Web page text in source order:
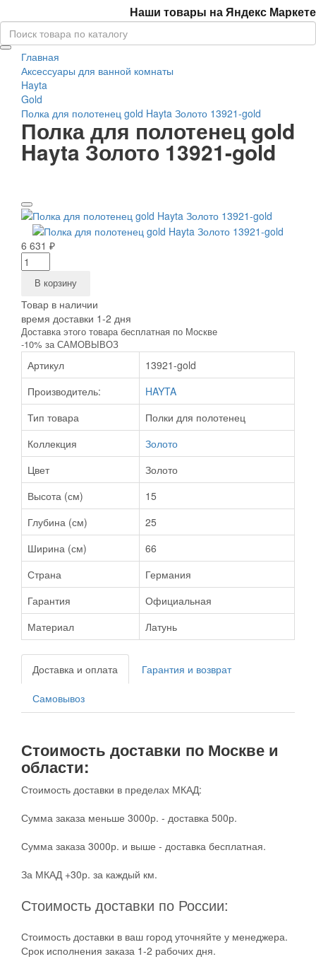
Наши товары на Яндекс Маркете
Главная
Аксессуары для ванной комнаты
Hayta
Gold
Полка для полотенец gold Hayta Золото 13921-gold
Полка для полотенец gold
Hayta Золото 13921-gold
6 631 ₽
В корзину
Товар в наличии
время доставки 1-2 дня
Доставка этого товара бесплатная по Москве
-10% за САМОВЫВОЗ
Артикул
13921-gold
Производитель:
HAYTA
Тип товара
Полки для полотенец
Коллекция
Золото
Цвет
Золото
Высота (см)
15
Глубина (см)
25
Ширина (см)
66
Страна
Германия
Гарантия
Официальная
Материал
Латунь
Доставка и оплата Гарантия и возврат
Самовывоз
Стоимость доставки по Москве и
области:
Стоимость доставки в пределах МКАД:
Сумма заказа меньше 3000р. - доставка 500р.
Сумма заказа 3000р. и выше - доставка бесплатная.
За МКАД +30р. за каждый км.
Стоимость доставки по России:
Стоимость доставки в ваш город уточняйте у менеджера.
Срок исполнения заказа 1-2 рабочих дня.